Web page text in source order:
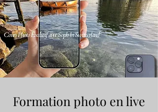
Formation photo en live